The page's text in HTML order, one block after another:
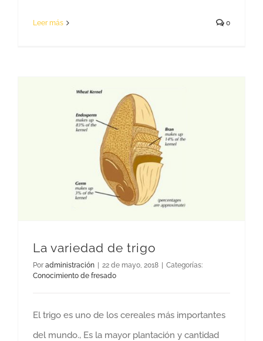
Leer más 0
La variedad de trigo
Por administración | 22 de mayo, 2018 | Categorías:
Conocimiento de fresado
El trigo es uno de los cereales más importantes
del mundo., Es la mayor plantación y cantidad